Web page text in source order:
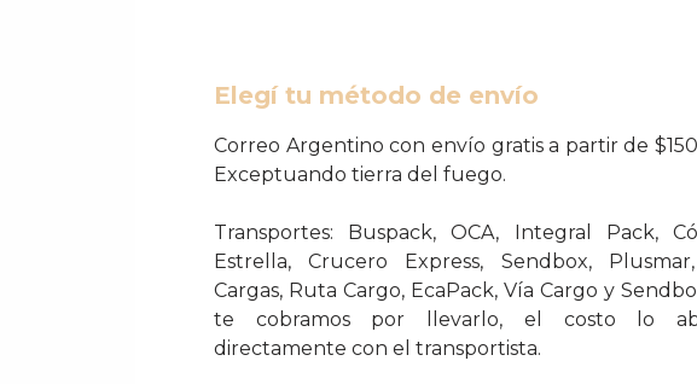
Elegí tu método de envío
Correo Argentino con envío gratis a partir de
Exceptuando tierra del fuego.
Transportes: Buspack, OCA, Integral Pack,
Estrella, Crucero Express, Sendbox,
Cargas, Ruta Cargo, EcaPack, Vía Cargo y
te cobramos por llevarlo, el costo lo
directamente con el transportista.